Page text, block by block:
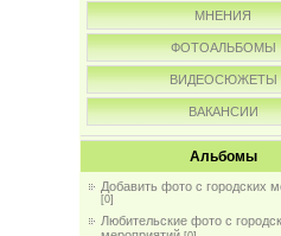
МНЕНИЯ
ФОТОАЛЬБОМЫ
ВИДЕОСЮЖЕТЫ
ВАКАНСИИ
Альбомы
Добавить фото с городских
[0]
Любительские фото с